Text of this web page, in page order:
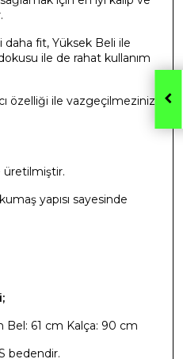
daha fit, Yüksek Beli ile
ile de rahat kullanım
özelliği ile vazgeçilmeziniz
üretilmiştir.
yapısı sayesinde
Bel: 61 cm Kalça: 90 cm
bedendir.